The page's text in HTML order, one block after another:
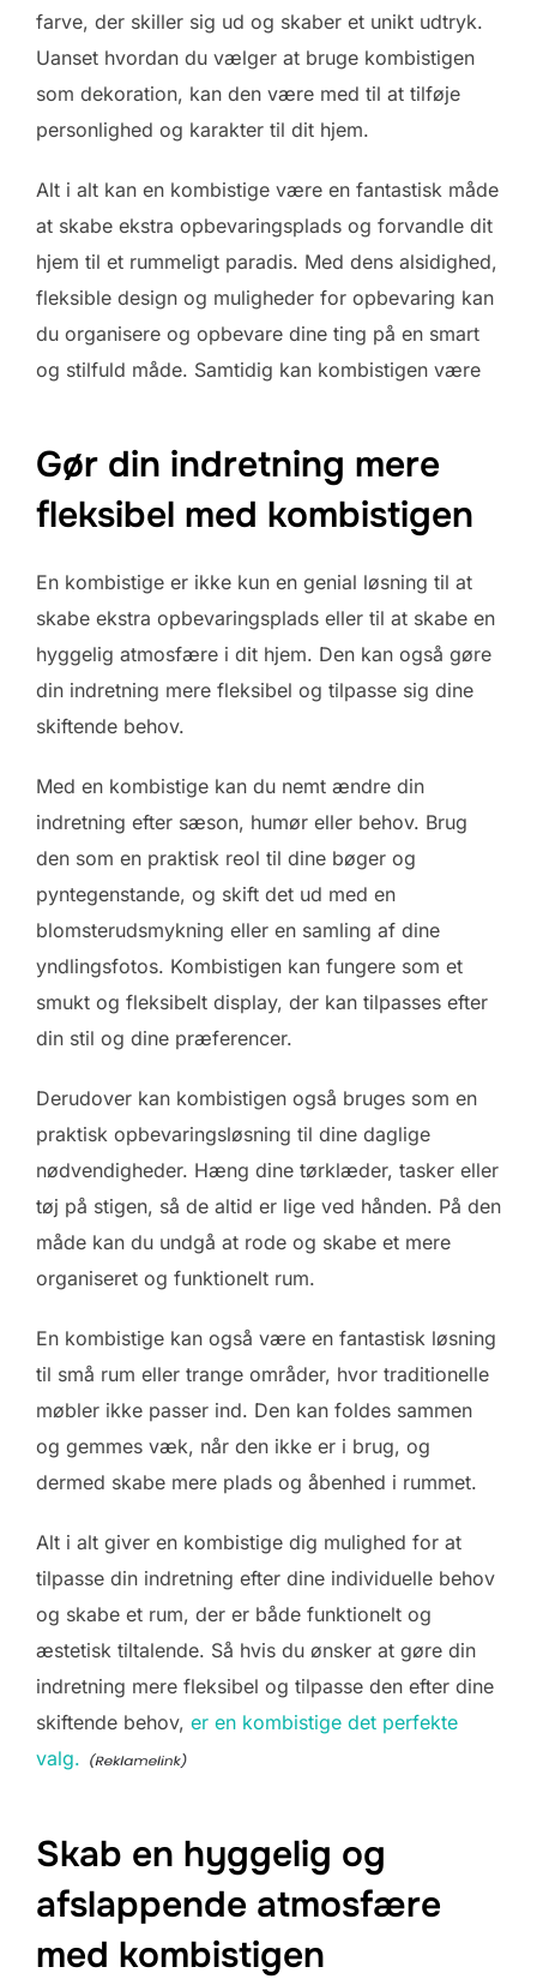
farve, der skiller sig ud og skaber et unikt udtryk.
Uanset hvordan du vælger at bruge kombistigen
som dekoration, kan den være med til at tilføje
personlighed og karakter til dit hjem.
Alt i alt kan en kombistige være en fantastisk måde
at skabe ekstra opbevaringsplads og forvandle dit
hjem til et rummeligt paradis. Med dens alsidighed,
fleksible design og muligheder for opbevaring kan
du organisere og opbevare dine ting på en smart
og stilfuld måde. Samtidig kan kombistigen være
Gør din indretning mere
fleksibel med kombistigen
En kombistige er ikke kun en genial løsning til at
skabe ekstra opbevaringsplads eller til at skabe en
hyggelig atmosfære i dit hjem. Den kan også gøre
din indretning mere fleksibel og tilpasse sig dine
skiftende behov.
Med en kombistige kan du nemt ændre din
indretning efter sæson, humør eller behov. Brug
den som en praktisk reol til dine bøger og
pyntegenstande, og skift det ud med en
blomsterudsmykning eller en samling af dine
yndlingsfotos. Kombistigen kan fungere som et
smukt og fleksibelt display, der kan tilpasses efter
din stil og dine præferencer.
Derudover kan kombistigen også bruges som en
praktisk opbevaringsløsning til dine daglige
nødvendigheder. Hæng dine tørklæder, tasker eller
tøj på stigen, så de altid er lige ved hånden. På den
måde kan du undgå at rode og skabe et mere
organiseret og funktionelt rum.
En kombistige kan også være en fantastisk løsning
til små rum eller trange områder, hvor traditionelle
møbler ikke passer ind. Den kan foldes sammen
og gemmes væk, når den ikke er i brug, og
dermed skabe mere plads og åbenhed i rummet.
Alt i alt giver en kombistige dig mulighed for at
tilpasse din indretning efter dine individuelle behov
og skabe et rum, der er både funktionelt og
æstetisk tiltalende. Så hvis du ønsker at gøre din
indretning mere fleksibel og tilpasse den efter dine
skiftende behov, er en kombistige det perfekte
valg.
Skab en hyggelig og
afslappende atmosfære
med kombistigen